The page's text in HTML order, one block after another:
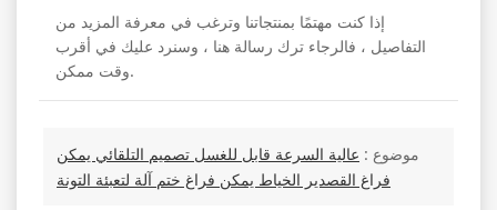
إذا كنت مهتمًا بمنتجاتنا وترغب في معرفة المزيد من
التفاصيل ، فالرجاء ترك رسالة هنا ، وسنرد عليك في أقرب
وقت ممكن.
موضوع : عالية السرعة قابل للغسل تصميم التلقائي يمكن
فراغ القصدير الخياط يمكن فراغ ختم آلة لتعبئة التونة